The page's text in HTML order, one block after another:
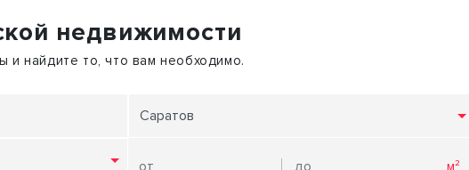
Земельный участок
Отдельное здание
Бизнес-центр
недвижимости
и найдите то, что вам необходимо.
Саратов